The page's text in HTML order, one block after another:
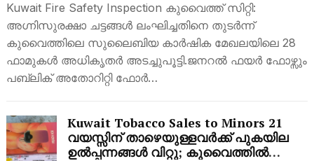
Kuwait Fire Safety Inspection കുവൈത്ത് സിറ്റി:
അഗ്നിസുരക്ഷാ ചട്ടങ്ങൾ ലംഘിച്ചതിനെ തുടർന്ന്
കുവൈത്തിലെ സുലൈബിയ കാർഷിക മേഖലയിലെ 28
ഫാമുകൾ അധികൃതർ അടച്ചുപൂട്ടി.ജനറൽ ഫയർ ഫോഴ്സും
പബ്ലിക് അതോറിറ്റി ഫോർ…
Kuwait Tobacco Sales to Minors 21
വയസ്സിന് താഴെയുള്ളവർക്ക് പുകയില
ഉൽപ്പന്നങ്ങൾ വിറ്റു; കുവൈത്തിൽ